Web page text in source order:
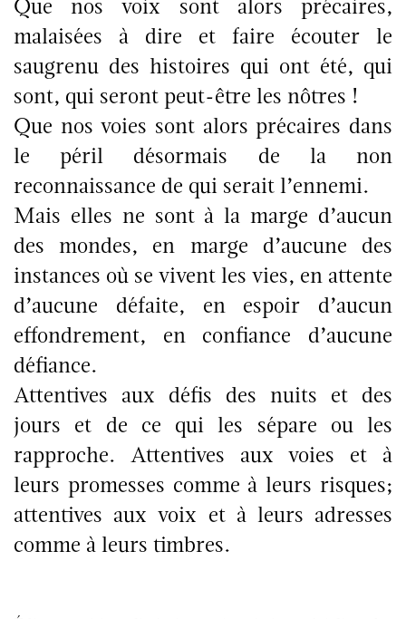
malaisées à dire et faire écouter le
saugrenu des histoires qui ont été, qui
sont, qui seront peut-être les nôtres !
Que nos voies sont alors précaires dans
le péril désormais de la non
reconnaissance de qui serait l’ennemi.
Mais elles ne sont à la marge d’aucun
des mondes, en marge d’aucune des
instances où se vivent les vies, en attente
d’aucune défaite, en espoir d’aucun
effondrement, en confiance d’aucune
défiance.
Attentives aux défis des nuits et des
jours et de ce qui les sépare ou les
rapproche. Attentives aux voies et à
leurs promesses comme à leurs risques;
attentives aux voix et à leurs adresses
comme à leurs timbres.